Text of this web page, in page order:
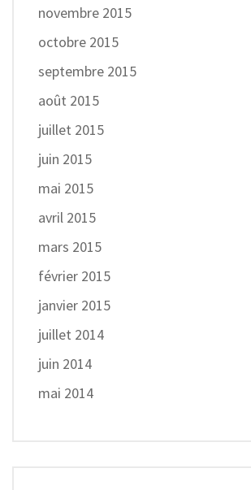
novembre 2015
octobre 2015
septembre 2015
août 2015
juillet 2015
juin 2015
mai 2015
avril 2015
mars 2015
février 2015
janvier 2015
juillet 2014
juin 2014
mai 2014